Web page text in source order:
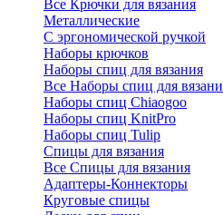
Все Крючки для вязания
Металлические
С эргономической ручкой
Наборы крючков
Наборы спиц для вязания
Все Наборы спиц для
Наборы спиц Chiaogoo
Наборы спиц KnitPro
Наборы спиц Tulip
Спицы для вязания
Все Спицы для вязания
Адаптеры-Коннекторы
Круговые спицы